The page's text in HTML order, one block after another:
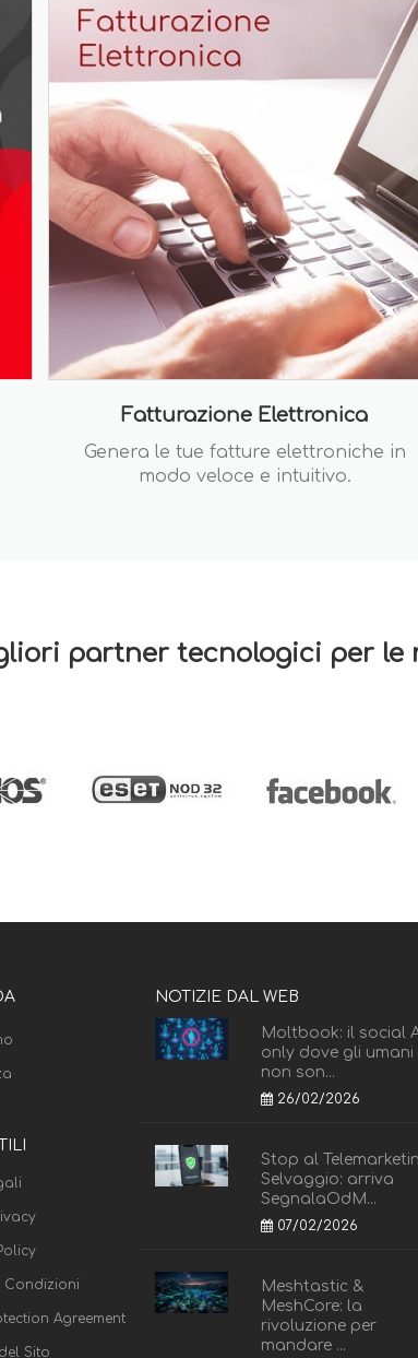
Fatturazione Elettronica
Genera le tue fatture elettroniche in
modo veloce e intuitivo.
partner tecnologici per le
Condizioni
Agreement
Sito
NOTIZIE DAL WEB
Moltbook: il social
only dove gli umani
non son...
26/02/2026
Stop al
Selvaggio: arriva
SegnalaOdM...
07/02/2026
Meshtastic &
MeshCore: la
rivoluzione per
mandare ...